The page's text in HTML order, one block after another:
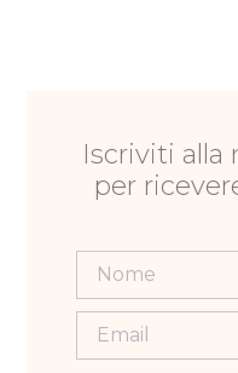
Iscriviti alla
per